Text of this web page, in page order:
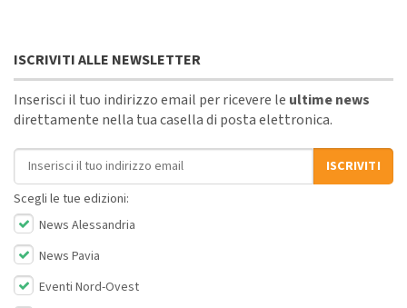
ISCRIVITI ALLE NEWSLETTER
Inserisci il tuo indirizzo email per ricevere le ultime news
direttamente nella tua casella di posta elettronica.
Indirizzo email
ISCRIVITI
Scegli le tue edizioni:
News Alessandria
News Pavia
Eventi Nord-Ovest